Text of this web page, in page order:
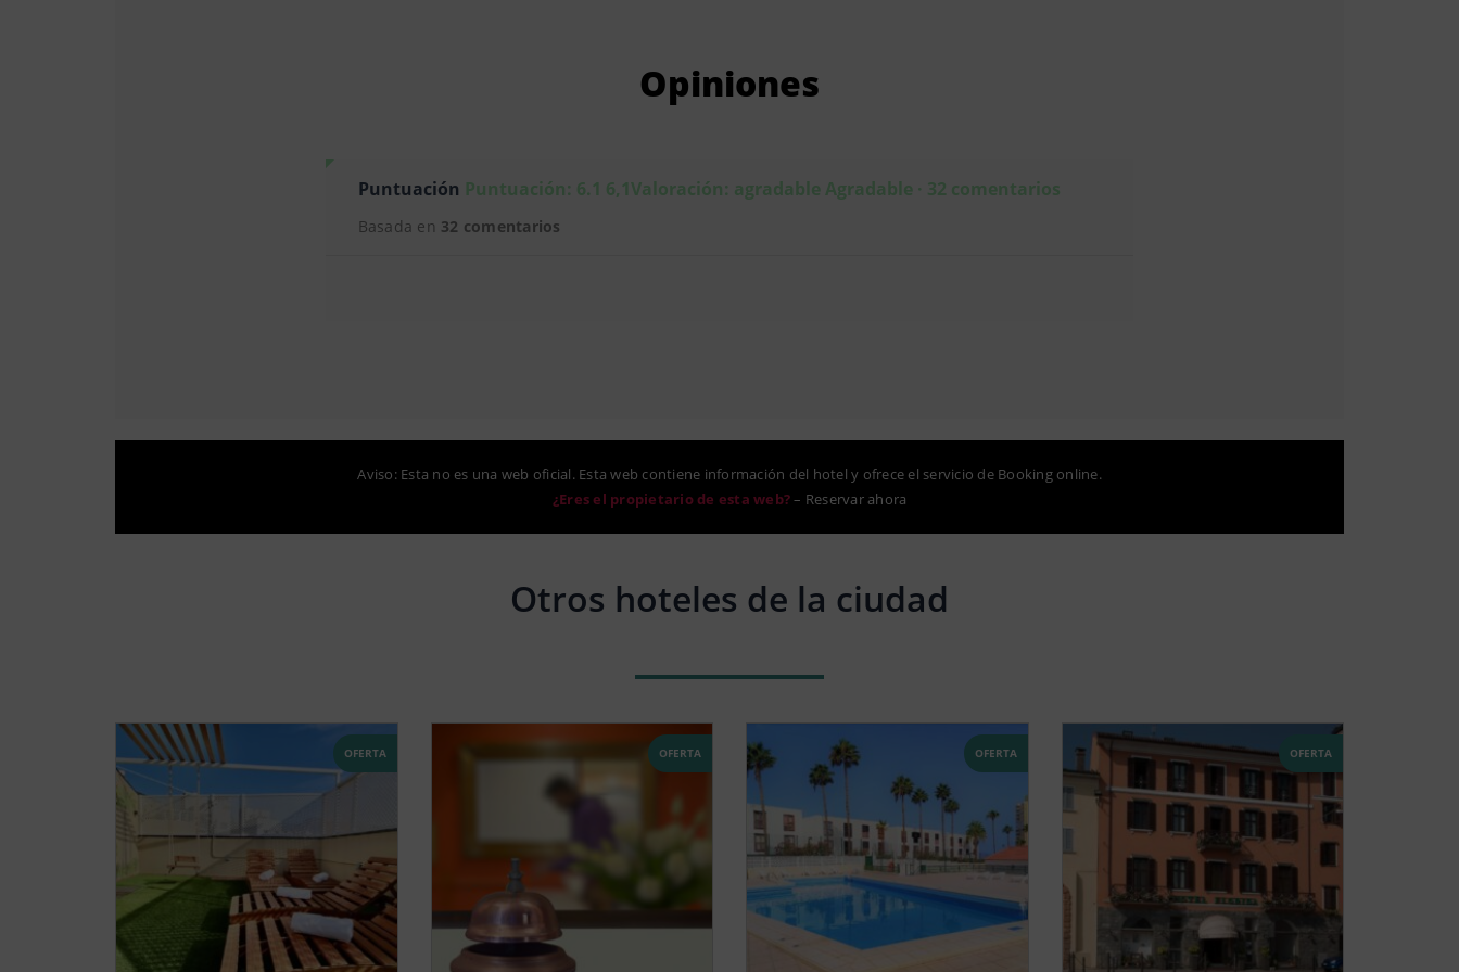
Opiniones
Puntuación Puntuación: 6.1 6,1Valoración: agradable Agradable · 32 comentarios
Basada en 32 comentarios
Aviso: Esta no es una web oficial. Esta web contiene información del hotel y ofrece el servicio de Booking online.
¿Eres el propietario de esta web?– Reservar ahora
Otros hoteles de la ciudad
OFERTA OFERTA OFERTA OFERTA